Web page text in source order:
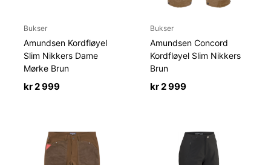
Bukser
Amundsen Kordfløyel
Slim Nikkers Dame
Mørke Brun
kr 2 999
Bukser
Amundsen Concord
Kordfløyel Slim Nikkers
Brun
kr 2 999